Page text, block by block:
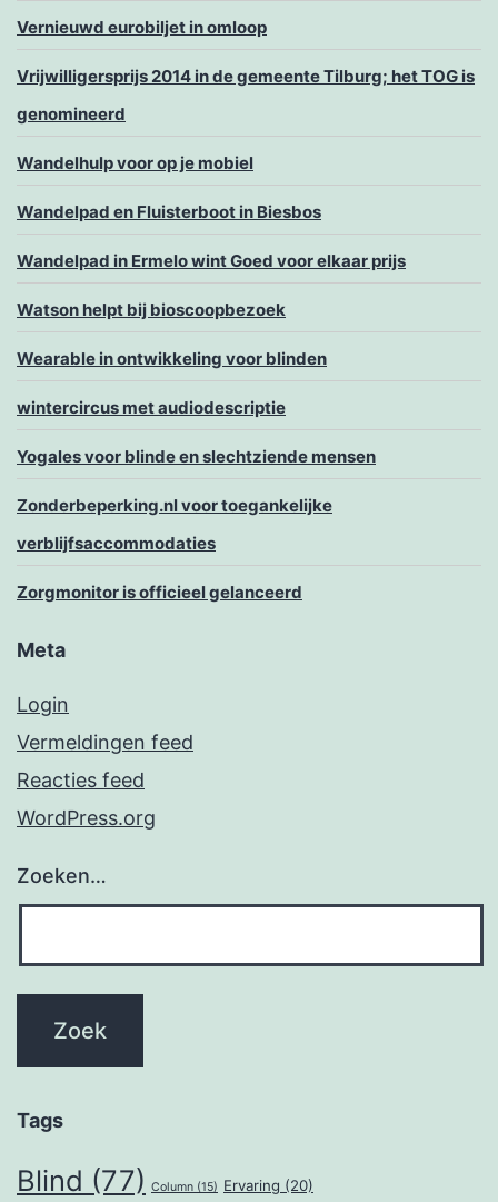
Vernieuwd eurobiljet in omloop
Vrijwilligersprijs 2014 in de gemeente Tilburg; het TOG is
genomineerd
Wandelhulp voor op je mobiel
Wandelpad en Fluisterboot in Biesbos
Wandelpad in Ermelo wint Goed voor elkaar prijs
Watson helpt bij bioscoopbezoek
Wearable in ontwikkeling voor blinden
wintercircus met audiodescriptie
Yogales voor blinde en slechtziende mensen
Zonderbeperking.nl voor toegankelijke
verblijfsaccommodaties
Zorgmonitor is officieel gelanceerd
Meta
Login
Vermeldingen feed
Reacties feed
WordPress.org
Zoeken…
Tags
Blind (77) Column (15) Ervaring (20)